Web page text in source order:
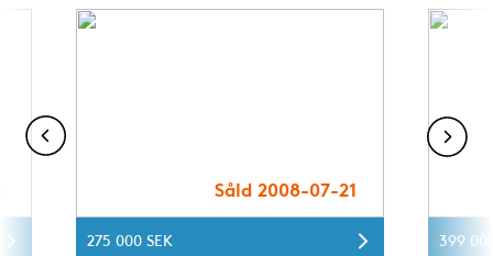
Såld 2008-07-21
275 000 SEK 399